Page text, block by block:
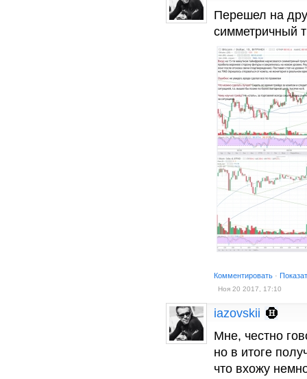
Перешел на
симметричный
Комментировать ·
Ноя 20 2017, 17:10
iazovskii
Мне, честно
но в итоге
что вхожу